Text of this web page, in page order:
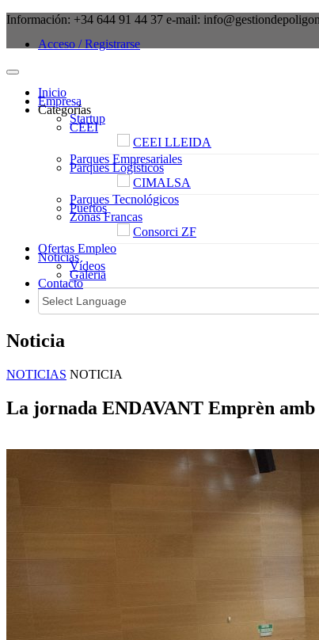
Información: +34 644 91 44 37 e-mail:
Acceso / Registrarse
Inicio
Empresa
Categorías
Startup
CEEI
CEEI LLEIDA
Parques Empresariales
Parques Logísticos
CIMALSA
Parques Tecnológicos
Puertos
Zonas Francas
Consorci ZF
Ofertas Empleo
Noticias
Vídeos
Galeria
Contacto
Noticia
NOTICIAS NOTICIA
La jornada ENDAVANT Emprèn